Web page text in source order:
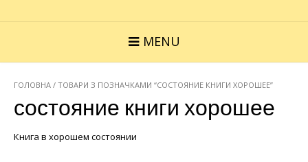
MENU
ГОЛОВНА / ТОВАРИ З ПОЗНАЧКАМИ “СОСТОЯНИЕ КНИГИ ХОРОШЕЕ”
состояние книги хорошее
Книга в хорошем состоянии